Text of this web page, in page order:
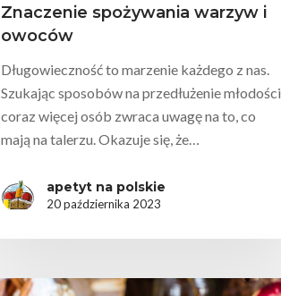
Znaczenie spożywania warzyw i
owoców
Długowieczność to marzenie każdego z nas.
Szukając sposobów na przedłużenie młodości,
coraz więcej osób zwraca uwagę na to, co
mają na talerzu. Okazuje się, że…
apetyt na polskie
20 października 2023